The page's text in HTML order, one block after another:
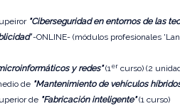
"Ciberseguridad en entornos de las
-ONLINE- (módulos profesionales
y redes"(1er curso) (2
de "Mantenimiento de vehículos
de "Fabricación inteligente"(1 curso)